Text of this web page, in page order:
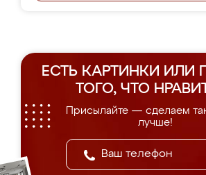
ЕСТЬ КАРТИНКИ ИЛИ
ТОГО, ЧТО
Присылайте — сделаем
лучше!